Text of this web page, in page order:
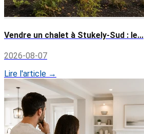
Vendre un chalet à Stukely-Sud : le...
2026-08-07
Lire l'article →